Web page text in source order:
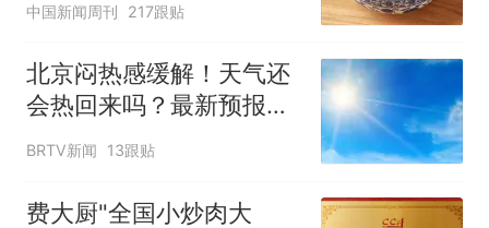
中国新闻周刊 217跟贴
北京闷热感缓解！天气还
会热回来吗？最新预报
——
BRTV新闻 13跟贴
费大厨"全国小炒肉大